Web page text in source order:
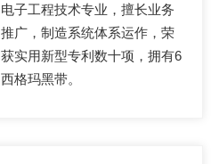
电子工程技术专业，擅长业务
推广，制造系统体系运作，荣
获实用新型专利数十项，拥有6
西格玛黑带。